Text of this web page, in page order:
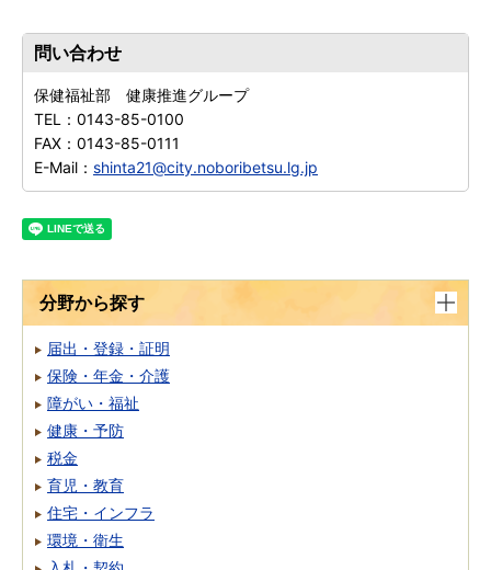
問い合わせ
保健福祉部 健康推進グループ
TEL： 0143-85-0100
FAX： 0143-85-0111
E-Mail： shinta21@city.noboribetsu.lg.jp
分野から探す
届出・登録・証明
保険・年金・介護
障がい・福祉
健康・予防
税金
育児・教育
住宅・インフラ
環境・衛生